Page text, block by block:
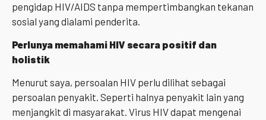
pengidap HIV/AIDS tanpa mempertimbangkan tekanan
sosial yang dialami penderita.
Perlunya memahami HIV secara positif dan
holistik
Menurut saya, persoalan HIV perlu dilihat sebagai
persoalan penyakit. Seperti halnya penyakit lain yang
menjangkit di masyarakat. Virus HIV dapat mengenai